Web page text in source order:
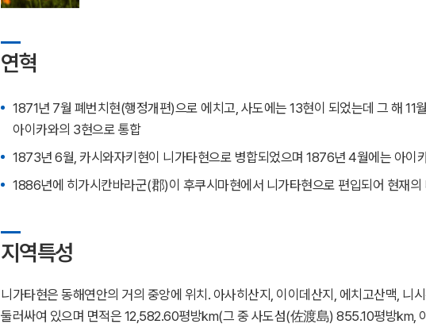
연혁
1871년 7월 폐번치현(행정개편)으로 에치고, 사도에는 13현이 되었는데 그 해
아이카와의 3현으로 통합
1873년 6월, 카시와자키현이 니가타현으로 병합되었으며 1876년 4월에는 아이
1886년에 히가시칸바라군(郡)이 후쿠시마현에서 니가타현으로 편입되어 현재의
지역특성
니가타현은 동해연안의 거의 중앙에 위치. 아사히산지, 이이데산지, 에치고산맥,
둘러싸여 있으며 면적은 12,582.60평방km(그 중 사도섬(佐渡島) 855.10평방km,